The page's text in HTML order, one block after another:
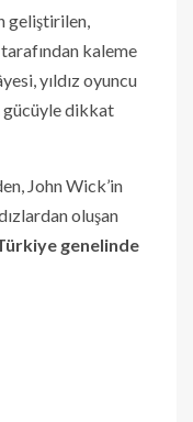
geliştirilen,
tarafından kaleme
yıldız oyuncu
gücüyle dikkat
John Wick’in
oluşan
genelinde